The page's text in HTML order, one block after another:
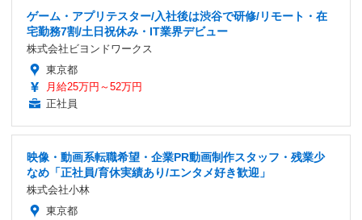
ゲーム・アプリテスター/入社後は渋谷で研修/リモート・在
宅勤務7割/土日祝休み・IT業界デビュー
株式会社ビヨンドワークス
東京都
月給25万円～52万円
正社員
映像・動画系転職希望・企業PR動画制作スタッフ・残業少
なめ「正社員/育休実績あり/エンタメ好き歓迎」
株式会社小林
東京都